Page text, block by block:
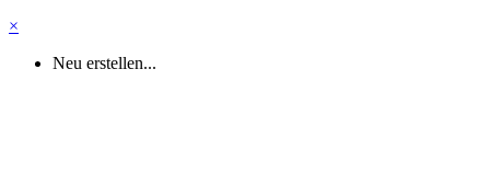
×
Neu erstellen...